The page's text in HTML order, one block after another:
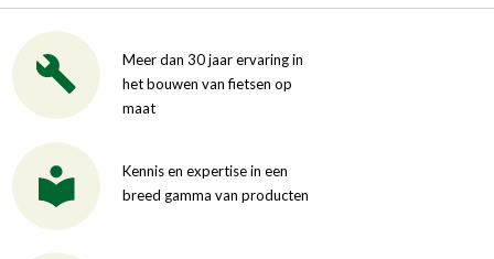
Meer dan 30 jaar ervaring in
het bouwen van fietsen op
maat
Kennis en expertise in een
breed gamma van producten